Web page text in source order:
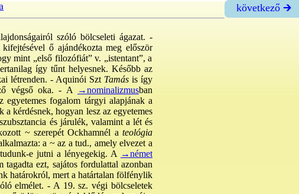
következő 🡲
szóló bölcseleti ágazat. -
ő ajándékozta meg először
mint „első filozófiát” v. „istentant”, a
így tűnt helyesnek. Később az
létrenden. - Aquinói SztTamásis így
végső oka. - A
→nominalizmusban
fogalom tárgyi alapjának a
a kérdésnek, hogyan lesz az egyetemes
és járulék, valamint a lét és
~ szerepét Ockhamnél a teológia
a ~ az a tud., amely elvezet a
e jutni a lényegekig. A →német
tagadta ezt, sajátos fordulattal azonban
határokról, mert a határtalan fölfénylik
elmélet. - A 19. sz. végi bölcseletek